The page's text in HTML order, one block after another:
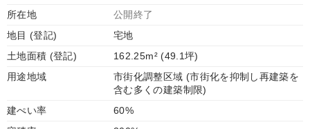
所在地
公開終了
地目 (登記)
宅地
土地面積 (登記)
162.25m² (49.1坪)
用途地域
市街化調整区域 (市街化を抑制し再建築を
含む多くの建築制限)
建ぺい率
60%